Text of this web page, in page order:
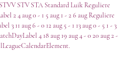
STV STA Standard Luik Reguliere
2 4 aug 0 - 1 5 aug 1 - 2 6 aug Reguliere
11 aug 6 - 0 12 aug 5 - 1 13 aug 0 - 5 1 - 3
4 18 aug 19 aug 4 - 0 20 aug 2 -